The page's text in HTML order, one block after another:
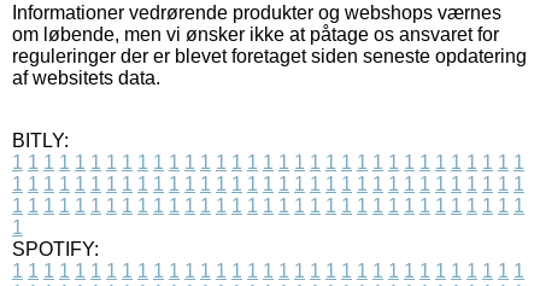
Informationer vedrørende produkter og webshops værnes
om løbende, men vi ønsker ikke at påtage os ansvaret for
reguleringer der er blevet foretaget siden seneste opdatering
af websitets data.
BITLY:
1 1 1 1 1 1 1 1 1 1 1 1 1 1 1 1 1 1 1 1 1 1 1 1 1 1 1 1 1 1 1 1 1
1 1 1 1 1 1 1 1 1 1 1 1 1 1 1 1 1 1 1 1 1 1 1 1 1 1 1 1 1 1 1 1 1
1 1 1 1 1 1 1 1 1 1 1 1 1 1 1 1 1 1 1 1 1 1 1 1 1 1 1 1 1 1 1 1 1
1
SPOTIFY:
1 1 1 1 1 1 1 1 1 1 1 1 1 1 1 1 1 1 1 1 1 1 1 1 1 1 1 1 1 1 1 1 1